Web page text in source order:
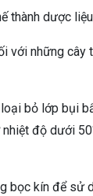
thành dược
với những
bỏ lớp bụi
độ dưới
bọc kín để sử